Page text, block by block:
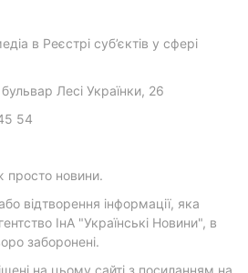
в Реєстрі суб’єктів у сфері
Лесі Українки, 26
54
просто новини.
відтворення інформації, яка
ІнА "Українські Новини", в
заборонені.
на цьому сайті з посиланням на